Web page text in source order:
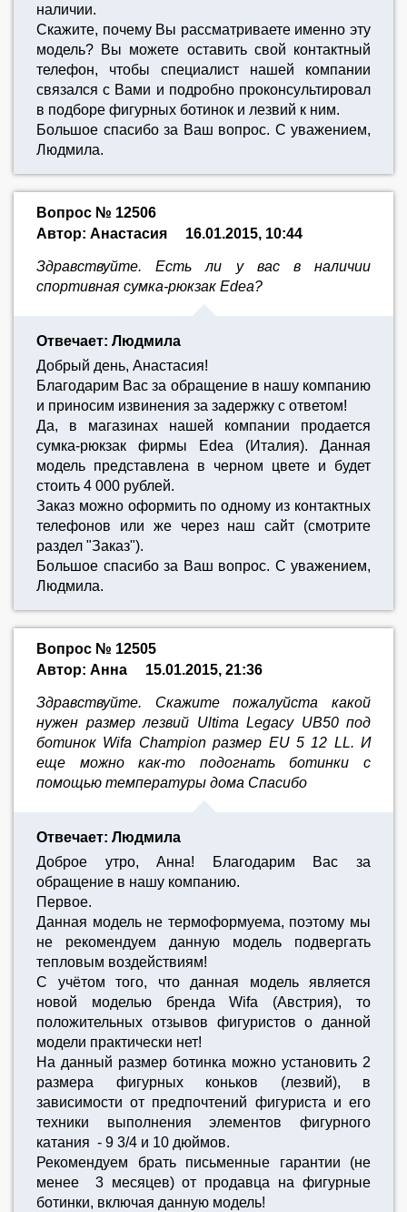
наличии.
Скажите, почему Вы рассматриваете именно эту
модель? Вы можете оставить свой контактный
телефон, чтобы специалист нашей компании
связался с Вами и подробно проконсультировал
в подборе фигурных ботинок и лезвий к ним.
Большое спасибо за Ваш вопрос. С уважением,
Людмила.
Вопрос № 12506
Автор: Анастасия
16.01.2015, 10:44
Здравствуйте. Есть ли у вас в наличии
спортивная сумка-рюкзак Edea?
Отвечает: Людмила
Добрый день, Анастасия!
Благодарим Вас за обращение в нашу компанию
и приносим извинения за задержку с ответом!
Да, в магазинах нашей компании продается
сумка-рюкзак фирмы Edea (Италия). Данная
модель представлена в черном цвете и будет
стоить 4 000 рублей.
Заказ можно оформить по одному из контактных
телефонов или же через наш сайт (смотрите
раздел "Заказ").
Большое спасибо за Ваш вопрос. С уважением,
Людмила.
Вопрос № 12505
Автор: Анна
15.01.2015, 21:36
Здравствуйте. Скажите пожалуйста какой
нужен размер лезвий Ultima Legacy UB50 под
ботинок Wifa Champion размер EU 5 12 LL. И
еще можно как-то подогнать ботинки с
помощью температуры дома Спасибо
Отвечает: Людмила
Доброе утро, Анна! Благодарим Вас за
обращение в нашу компанию.
Первое.
Данная модель не термоформуема, поэтому мы
не рекомендуем данную модель подвергать
тепловым воздействиям!
С учётом того, что данная модель является
новой моделью бренда Wifa (Австрия), то
положительных отзывов фигуристов о данной
модели практически нет!
На данный размер ботинка можно установить 2
размера фигурных коньков (лезвий), в
зависимости от предпочтений фигуриста и его
техники выполнения элементов фигурного
катания - 9 3/4 и 10 дюймов.
Рекомендуем брать письменные гарантии (не
менее 3 месяцев) от продавца на фигурные
ботинки, включая данную модель!